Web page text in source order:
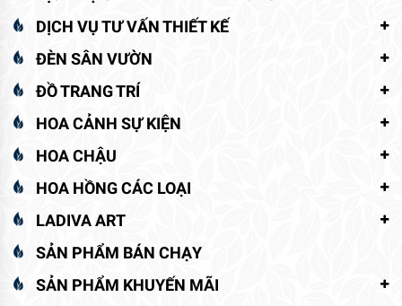
DỊCH VỤ TƯ VẤN THIẾT KẾ
ĐÈN SÂN VƯỜN
ĐỒ TRANG TRÍ
HOA CẢNH SỰ KIỆN
HOA CHẬU
HOA HỒNG CÁC LOẠI
LADIVA ART
SẢN PHẨM BÁN CHẠY
SẢN PHẨM KHUYẾN MÃI